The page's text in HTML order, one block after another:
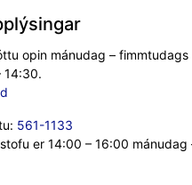
opin mánudag – fimmtudags
14:30.
561-1133
er 14:00 – 16:00 mánudag